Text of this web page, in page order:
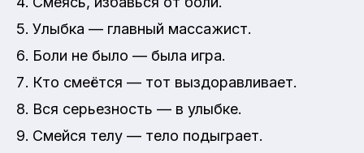
Улыбка — главный массажист.
Боли не было — была игра.
Кто смеётся — тот выздоравливает.
Вся серьезность — в улыбке.
Смейся телу — тело подыграет.